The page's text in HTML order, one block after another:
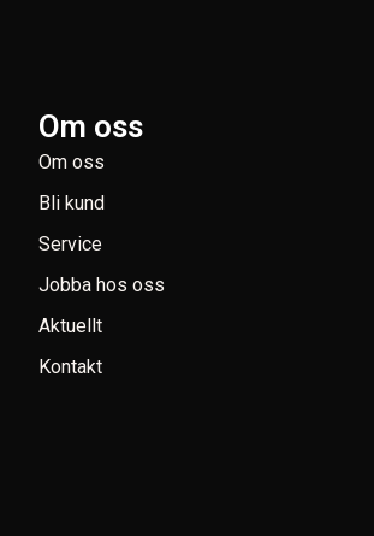
Om oss
Om oss
Bli kund
Service
Jobba hos oss
Aktuellt
Kontakt